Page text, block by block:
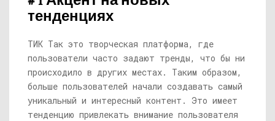
тенденциях
ТИК Так это творческая платформа, где
пользователи часто задают тренды, что бы ни
происходило в других местах. Таким образом,
больше пользователей начали создавать самый
уникальный и интересный контент. Это имеет
тенденцию привлекать внимание пользователя